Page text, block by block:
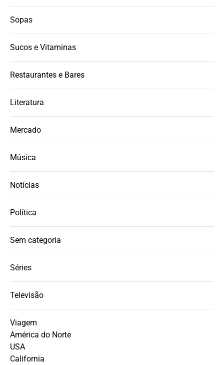
Sopas
Sucos e Vitaminas
Restaurantes e Bares
Literatura
Mercado
Música
Notícias
Política
Sem categoria
Séries
Televisão
Viagem
América do Norte
USA
California